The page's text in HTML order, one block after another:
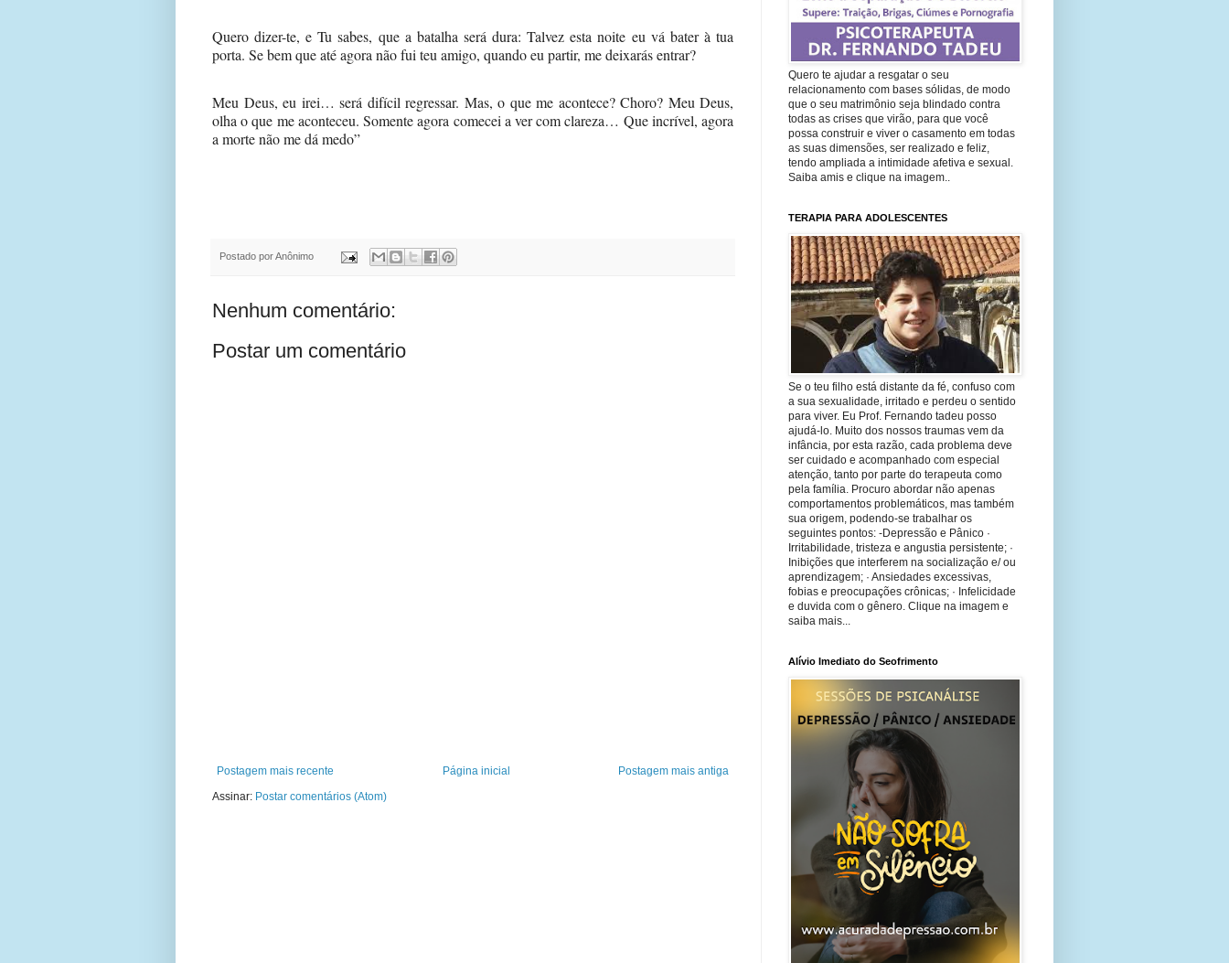
Quero dizer-te, e Tu sabes, que a batalha será dura: Talvez esta noite eu vá bater à tua
porta. Se bem que até agora não fui teu amigo, quando eu partir, me deixarás entrar?
Meu Deus, eu irei… será difícil regressar. Mas, o que me acontece? Choro? Meu Deus,
olha o que me aconteceu. Somente agora comecei a ver com clareza… Que incrível, agora
a morte não me dá medo”
Postado porAnônimo
Nenhum comentário:
Postar um comentário
Postagem mais recente Postagem mais antiga
Página inicial
Assinar: Postar comentários (Atom)
Quero te ajudar a resgatar o seu
relacionamento com bases sólidas, de modo
que o seu matrimônio seja blindado contra
todas as crises que virão, para que você
possa construir e viver o casamento em todas
as suas dimensões, ser realizado e feliz,
tendo ampliada a intimidade afetiva e sexual.
Saiba amis e clique na imagem..
TERAPIA PARA ADOLESCENTES
Se o teu filho está distante da fé, confuso com
a sua sexualidade, irritado e perdeu o sentido
para viver. Eu Prof. Fernando tadeu posso
ajudá-lo. Muito dos nossos traumas vem da
infância, por esta razão, cada problema deve
ser cuidado e acompanhado com especial
atenção, tanto por parte do terapeuta como
pela família. Procuro abordar não apenas
comportamentos problemáticos, mas também
sua origem, podendo-se trabalhar os
seguintes pontos: -Depressão e Pânico ·
Irritabilidade, tristeza e angustia persistente; ·
Inibições que interferem na socialização e/ ou
aprendizagem; · Ansiedades excessivas,
fobias e preocupações crônicas; · Infelicidade
e duvida com o gênero. Clique na imagem e
saiba mais...
Alívio Imediato do Seofrimento